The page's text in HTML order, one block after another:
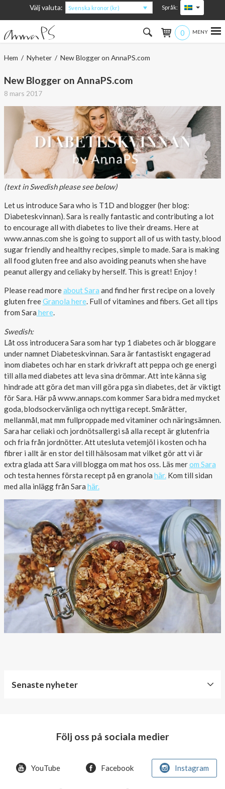
Välj valuta: Svenska kronor (kr) Språk:
0
Hem
Kvinna
Accessoarer
Om produkterna
Om AnnaPS
Erbjudanden
Outlet
Hem / Nyheter/ New Blogger on AnnaPS.com
New Blogger on AnnaPS.com
8 mars 2017
(text in Swedish please see below)
Let us introduce Sara who is T1D and blogger (her blog:
Diabeteskvinnan). Sara is really fantastic and contributing a lot
to encourage all with diabetes to live their dreams. Here at
www.annas.com she is going to support all of us with tasty, blood
sugar friendly and healthy recipes, simple to made. Sara is making
all food gluten free and also avoiding peanuts when she have
peanut allergy and celiaky by herself. This is great! Enjoy !
Please read moreabout Sara and find her first recipe on a lovely
gluten freeGranola here. Full of vitamines and fibers. Get all tips
from Sara here.
Swedish:
Låt oss introducera Sara som har typ 1 diabetes och är bloggare
under namnet Diabeteskvinnan. Sara är fantastiskt engagerad
inom diabetes och har en stark drivkraft att peppa och ge energi
till alla med diabetes att leva sina drömmar. Att inte känna sig
hindrade att göra det man vill göra pga sin diabetes, det är viktigt
för Sara. Här på www.annaps.com kommer Sara bidra med mycket
goda, blodsockervänliga och nyttiga recept. Smårätter,
mellanmål, mat mm fullproppade med vitaminer och näringsämnen.
Sara har celiaki och jordnötsallergi så alla recept är glutenfria
och fria från jordnötter. Att utesluta vetemjöl i kosten och ha
fibrer i allt är en stor del till hälsosam mat vilket gör att vi är
extra glada att Sara vill blogga om mat hos oss. Läs merom Sara
och testa hennes första recept på en granola här.Kom till sidan
med alla inlägg från Sara här.
Senaste nyheter
offer!
Följ oss på sociala medier
YouTube Facebook Instagram